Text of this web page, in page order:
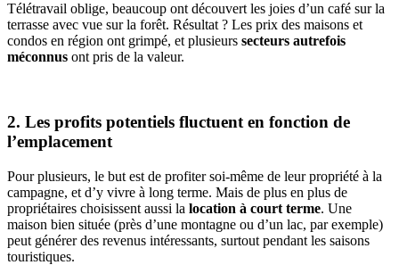
Télétravail oblige, beaucoup ont découvert les joies d’un café sur la
terrasse avec vue sur la forêt. Résultat ? Les prix des maisons et
condos en région ont grimpé, et plusieurs secteurs autrefois
méconnus ont pris de la valeur.
2. Les profits potentiels fluctuent en fonction de
l’emplacement
Pour plusieurs, le but est de profiter soi-même de leur propriété à la
campagne, et d’y vivre à long terme. Mais de plus en plus de
propriétaires choisissent aussi la location à court terme. Une
maison bien située (près d’une montagne ou d’un lac, par exemple)
peut générer des revenus intéressants, surtout pendant les saisons
touristiques.